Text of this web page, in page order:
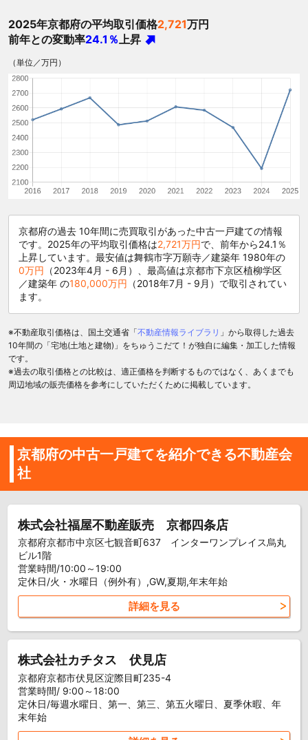
2025年京都府の平均取引価格2,721万円
前年との変動率24.1％ 上昇
（単位／万円）
京都府の過去 10年間に売買取引があった中古一戸建ての情報
です。2025年の平均取引価格は2,721万円で、前年から24.1％
上昇しています。最安値は舞鶴市字万願寺／建築年 1980年の
0万円 （2023年4月 - 6月）、最高値は京都市下京区植柳学区
／建築年 の180,000万円 （2018年7月 - 9月）で取引されてい
ます。
※不動産取引価格は、国土交通省「不動産情報ライブラリ 」から取得した過去
10年間の「宅地(土地と建物)」をちゅうこだて！が独自に編集・加工した情報
です。
※過去の取引価格との比較は、適正価格を判断するものではなく、あくまでも
周辺地域の販売価格を参考にしていただくために掲載しています。
京都府の中古一戸建てを紹介できる不動産会
社
株式会社福屋不動産販売 京都四条店
京都府京都市中京区七観音町637 インターワンプレイス烏丸
ビル1階
営業時間/10:00～19:00
定休日/火・水曜日（例外有）,GW,夏期,年末年始
詳細を見る
株式会社カチタス 伏見店
京都府京都市伏見区淀際目町235-4
営業時間/ 9:00～18:00
定休日/毎週水曜日、第一、第三、第五火曜日、夏季休暇、年
末年始